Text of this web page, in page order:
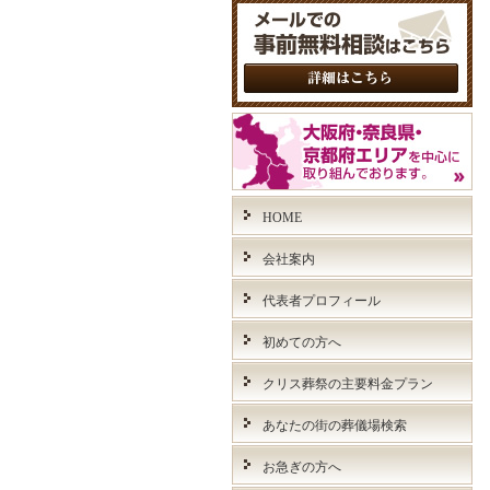
HOME
会社案内
代表者プロフィール
初めての方へ
クリス葬祭の主要料金プラン
あなたの街の葬儀場検索
お急ぎの方へ